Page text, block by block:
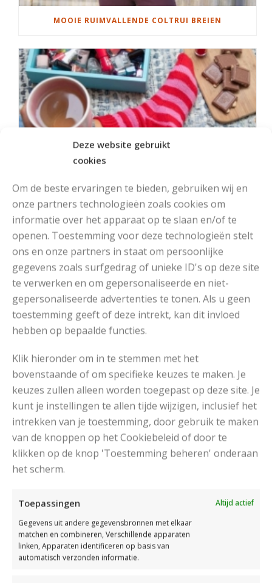
Deze website gebruikt
cookies
Om de beste ervaringen te bieden, gebruiken wij en
onze partners technologieën zoals cookies om
informatie over het apparaat op te slaan en/of te
openen. Toestemming voor deze technologieën stelt
ons en onze partners in staat om persoonlijke
gegevens zoals surfgedrag of unieke ID's op deze site
te verwerken en om gepersonaliseerde en niet-
gepersonaliseerde advertenties te tonen. Als u geen
toestemming geeft of deze intrekt, kan dit invloed
hebben op bepaalde functies.
Klik hieronder om in te stemmen met het
bovenstaande of om specifieke keuzes te maken. Je
keuzes zullen alleen worden toegepast op deze site. Je
kunt je instellingen te allen tijde wijzigen, inclusief het
intrekken van je toestemming, door gebruik te maken
van de knoppen op het Cookiebeleid of door te
klikken op de knop 'Toestemming beheren' onderaan
het scherm.
Toepassingen
Altijd actief
Gegevens uit andere gegevensbronnen met elkaar
matchen en combineren, Verschillende apparaten
linken, Apparaten identificeren op basis van
automatisch verzonden informatie.
MOOIE RUIMVALLENDE COLTRUI BREIEN